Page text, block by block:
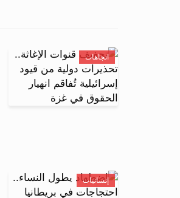
اتجاهات
إنسانيات